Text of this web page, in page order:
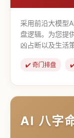
采用前沿大模型
盘逻辑。为您提
凶占断以及生活
✔️ 奇门排盘
【道家
AI 八字